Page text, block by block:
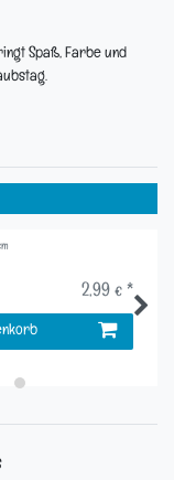
Spaß, Farbe und
2,99 € *